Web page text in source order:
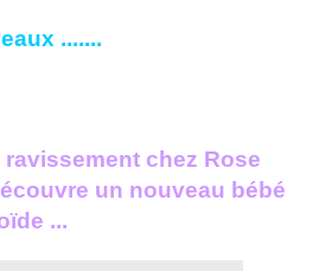
.......
chez Rose
un nouveau bébé
...